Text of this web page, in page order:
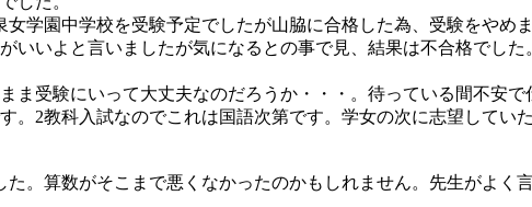
学園中学校を受験予定でしたが山脇に合格した為、受験をやめ
いいよと言いましたが気になるとの事で見、結果は不合格でし
受験にいって大丈夫なのだろうか・・・。待っている間不安で
2教科入試なのでこれは国語次第です。学女の次に志望してい
。算数がそこまで悪くなかったのかもしれません。先生がよく